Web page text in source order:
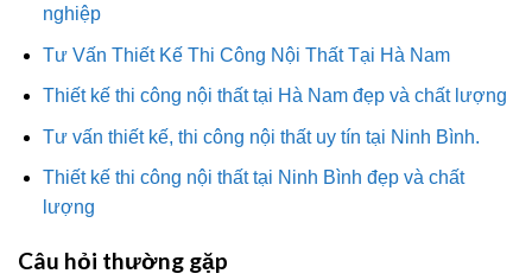
nghiệp
Tư Vấn Thiết Kế Thi Công Nội Thất Tại Hà Nam
Thiết kế thi công nội thất tại Hà Nam đẹp và chất lượng
Tư vấn thiết kế, thi công nội thất uy tín tại Ninh Bình.
Thiết kế thi công nội thất tại Ninh Bình đẹp và chất
lượng
Câu hỏi thường gặp